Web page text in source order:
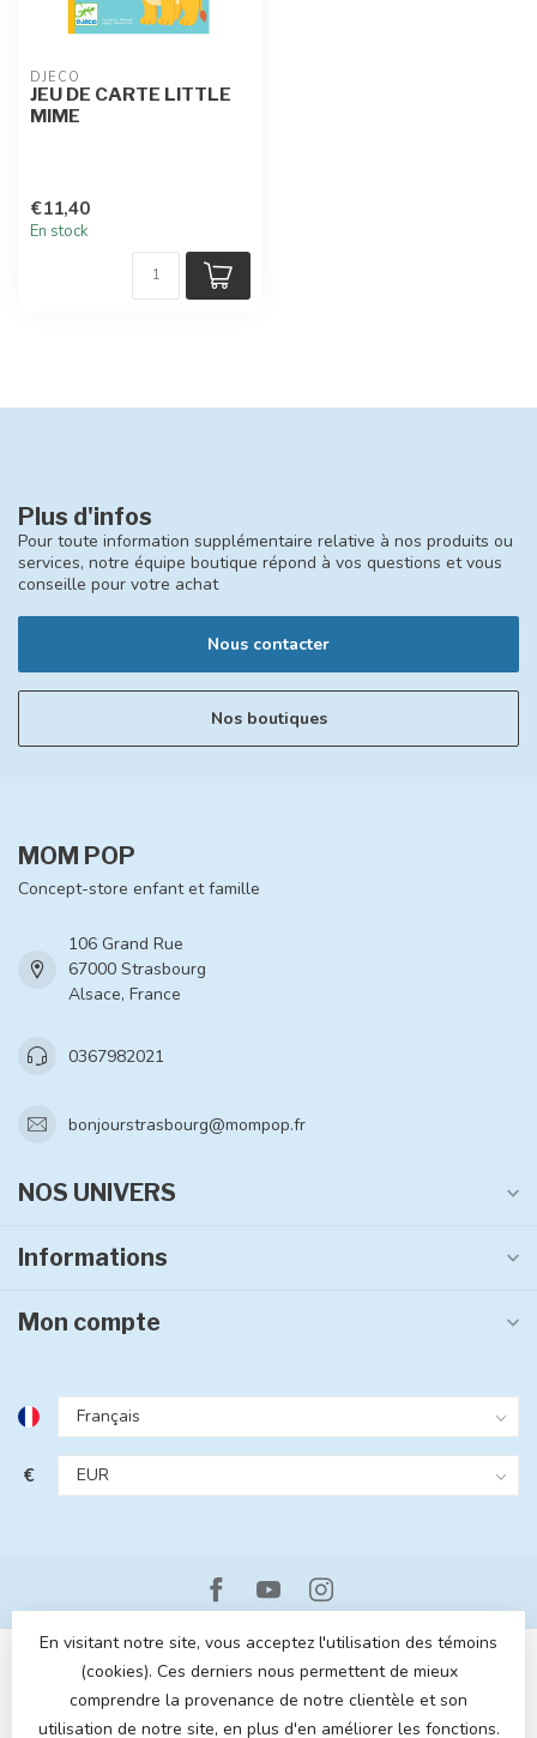
DJECO
JEU DE CARTE LITTLE
MIME
€11,40
En stock
Plus d'infos
Pour toute information supplémentaire relative à nos produits ou
services, notre équipe boutique répond à vos questions et vous
conseille pour votre achat
Nous contacter
Nos boutiques
MOM POP
Concept-store enfant et famille
106 Grand Rue
67000 Strasbourg
Alsace, France
0367982021
bonjourstrasbourg@mompop.fr
NOS UNIVERS
Informations
Mon compte
€
En visitant notre site, vous acceptez l'utilisation des témoins
(cookies). Ces derniers nous permettent de mieux
comprendre la provenance de notre clientèle et son
utilisation de notre site, en plus d'en améliorer les fonctions.